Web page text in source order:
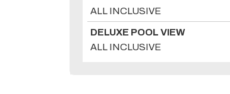
ALL INCLUSIVE
DELUXE POOL VIEW
ALL INCLUSIVE